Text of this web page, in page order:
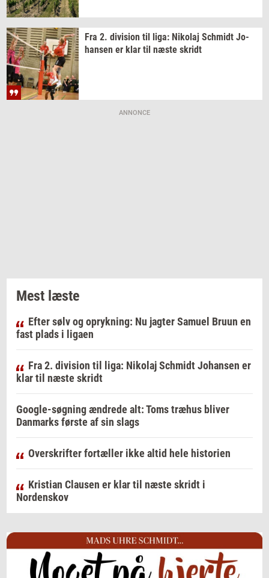
Fra 2. di­vi­sion til liga: Ni­ko­laj Sch­midt Jo­
han­sen er klar til næste skridt
ANNONCE
Mest læste
Efter sølv og oprykning: Nu jagter Samuel Bruun en
fast plads i ligaen
Fra 2. division til liga: Nikolaj Schmidt Johansen er
klar til næste skridt
Google-søgning ændrede alt: Toms træhus bliver
Danmarks første af sin slags
Overskrifter fortæller ikke altid hele historien
Kristian Clausen er klar til næste skridt i
Nordenskov